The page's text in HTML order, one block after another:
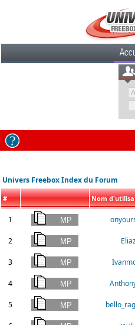
Univers Freebox Index du Forum
# Nom
1
2
3
4
5